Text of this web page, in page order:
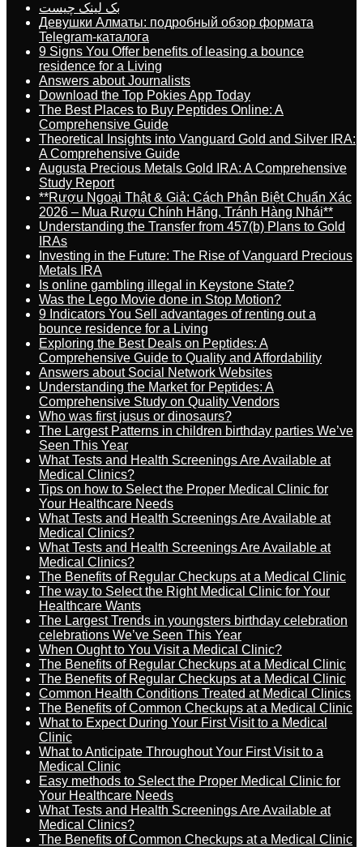
بک لینک چیست
Девушки Алматы: подробный обзор формата
Telegram-каталога
9 Signs You Offer benefits of leasing a bounce
residence for a Living
Answers about Journalists
Download the Top Pokies App Today
The Best Places to Buy Peptides Online: A
Comprehensive Guide
Theoretical Insights into Vanguard Gold and Silver IRA:
A Comprehensive Guide
Augusta Precious Metals Gold IRA: A Comprehensive
Study Report
**Rượu Ngoại Thật & Giả: Cách Phân Biệt Chuẩn Xác
2026 – Mua Rượu Chính Hãng, Tránh Hàng Nhái**
Understanding the Transfer from 457(b) Plans to Gold
IRAs
Investing in the Future: The Rise of Vanguard Precious
Metals IRA
Is online gambling illegal in Keystone State?
Was the Lego Movie done in Stop Motion?
9 Indicators You Sell advantages of renting out a
bounce residence for a Living
Exploring the Best Deals on Peptides: A
Comprehensive Guide to Quality and Affordability
Answers about Social Network Websites
Understanding the Market for Peptides: A
Comprehensive Study on Quality Vendors
Who was first jusus or dinosaurs?
The Largest Patterns in children birthday parties We’ve
Seen This Year
What Tests and Health Screenings Are Available at
Medical Clinics?
Tips on how to Select the Proper Medical Clinic for
Your Healthcare Needs
What Tests and Health Screenings Are Available at
Medical Clinics?
What Tests and Health Screenings Are Available at
Medical Clinics?
The Benefits of Regular Checkups at a Medical Clinic
The way to Select the Right Medical Clinic for Your
Healthcare Wants
The Largest Trends in youngsters birthday celebration
celebrations We’ve Seen This Year
When Ought to You Visit a Medical Clinic?
The Benefits of Regular Checkups at a Medical Clinic
The Benefits of Regular Checkups at a Medical Clinic
Common Health Conditions Treated at Medical Clinics
The Benefits of Common Checkups at a Medical Clinic
What to Expect During Your First Visit to a Medical
Clinic
What to Anticipate Throughout Your First Visit to a
Medical Clinic
Easy methods to Select the Proper Medical Clinic for
Your Healthcare Needs
What Tests and Health Screenings Are Available at
Medical Clinics?
The Benefits of Common Checkups at a Medical Clinic